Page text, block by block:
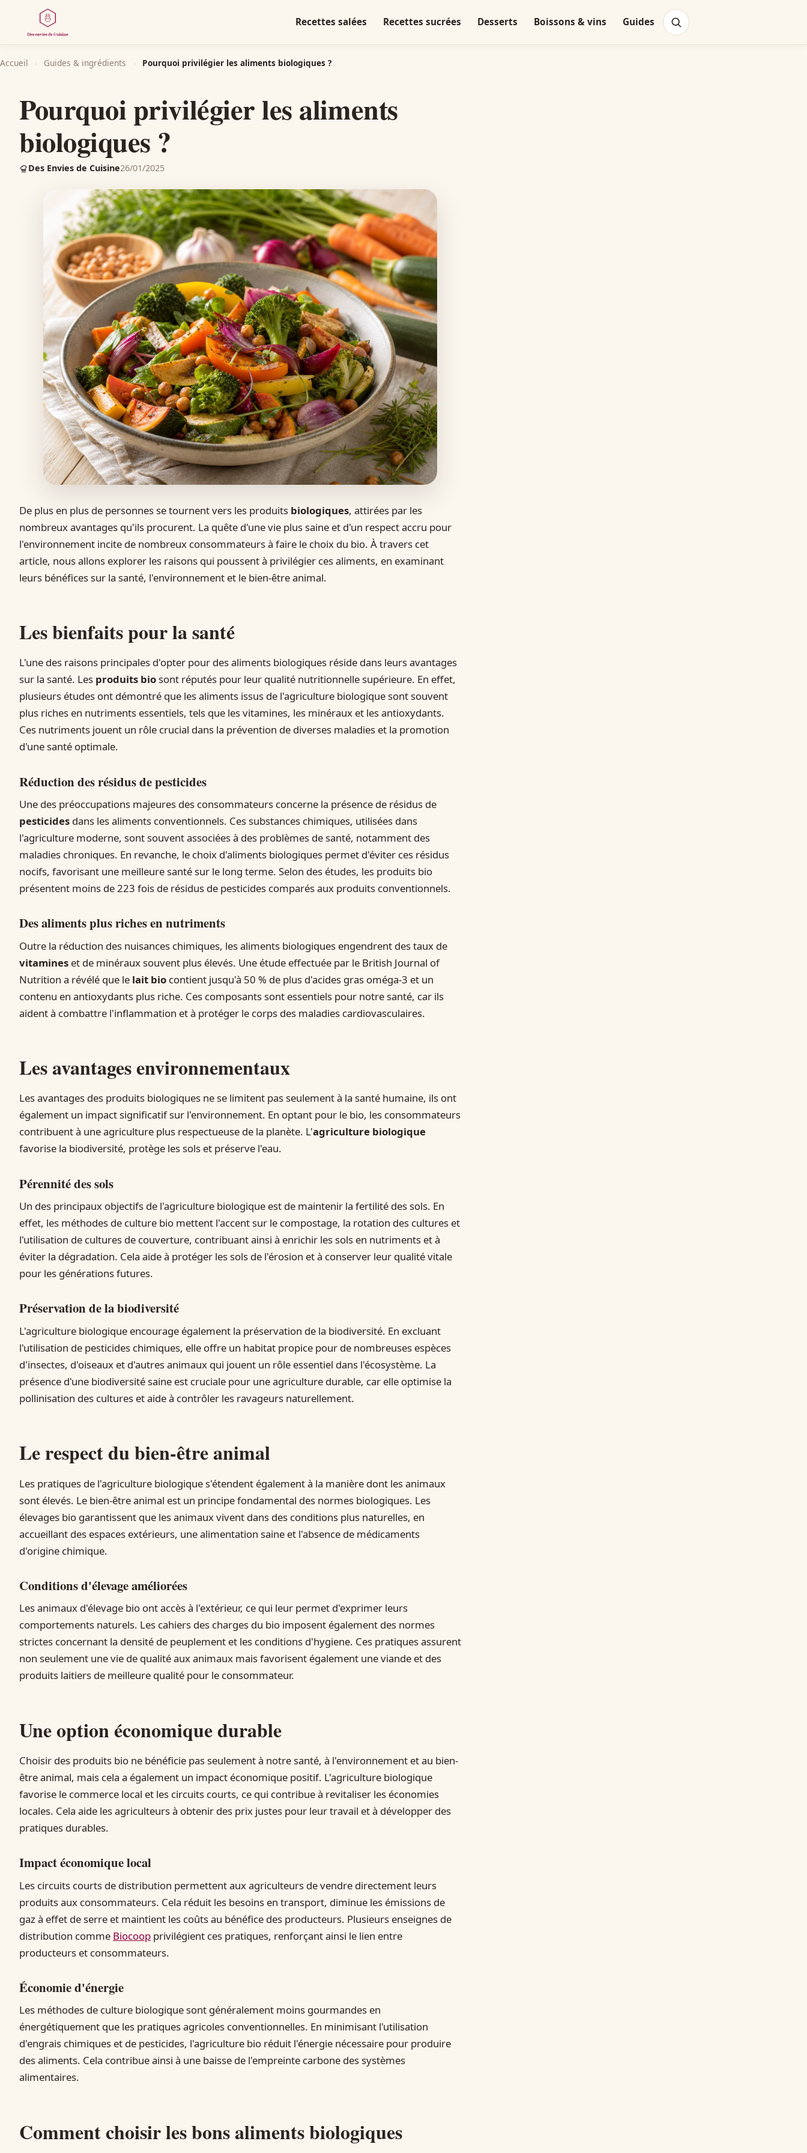
Recettes salées Recettes sucrées Desserts Boissons & vins Guides
Accueil › Guides & ingrédients › Pourquoi privilégier les aliments biologiques ?
Pourquoi privilégier les aliments
biologiques ?
Des Envies de Cuisine26/01/2025
De plus en plus de personnes se tournent vers les produits biologiques, attirées par les
nombreux avantages qu'ils procurent. La quête d'une vie plus saine et d'un respect accru pour
l'environnement incite de nombreux consommateurs à faire le choix du bio. À travers cet
article, nous allons explorer les raisons qui poussent à privilégier ces aliments, en examinant
leurs bénéfices sur la santé, l'environnement et le bien-être animal.
Les bienfaits pour la santé
L'une des raisons principales d'opter pour des aliments biologiques réside dans leurs avantages
sur la santé. Les produits bio sont réputés pour leur qualité nutritionnelle supérieure. En effet,
plusieurs études ont démontré que les aliments issus de l'agriculture biologique sont souvent
plus riches en nutriments essentiels, tels que les vitamines, les minéraux et les antioxydants.
Ces nutriments jouent un rôle crucial dans la prévention de diverses maladies et la promotion
d'une santé optimale.
Réduction des résidus de pesticides
Une des préoccupations majeures des consommateurs concerne la présence de résidus de
pesticides dans les aliments conventionnels. Ces substances chimiques, utilisées dans
l'agriculture moderne, sont souvent associées à des problèmes de santé, notamment des
maladies chroniques. En revanche, le choix d'aliments biologiques permet d'éviter ces résidus
nocifs, favorisant une meilleure santé sur le long terme. Selon des études, les produits bio
présentent moins de 223 fois de résidus de pesticides comparés aux produits conventionnels.
Des aliments plus riches en nutriments
Outre la réduction des nuisances chimiques, les aliments biologiques engendrent des taux de
vitamines et de minéraux souvent plus élevés. Une étude effectuée par le British Journal of
Nutrition a révélé que le lait bio contient jusqu'à 50 % de plus d'acides gras oméga-3 et un
contenu en antioxydants plus riche. Ces composants sont essentiels pour notre santé, car ils
aident à combattre l'inflammation et à protéger le corps des maladies cardiovasculaires.
Les avantages environnementaux
Les avantages des produits biologiques ne se limitent pas seulement à la santé humaine, ils ont
également un impact significatif sur l'environnement. En optant pour le bio, les consommateurs
contribuent à une agriculture plus respectueuse de la planète. L'agriculture biologique
favorise la biodiversité, protège les sols et préserve l'eau.
Pérennité des sols
Un des principaux objectifs de l'agriculture biologique est de maintenir la fertilité des sols. En
effet, les méthodes de culture bio mettent l'accent sur le compostage, la rotation des cultures et
l'utilisation de cultures de couverture, contribuant ainsi à enrichir les sols en nutriments et à
éviter la dégradation. Cela aide à protéger les sols de l'érosion et à conserver leur qualité vitale
pour les générations futures.
Préservation de la biodiversité
L'agriculture biologique encourage également la préservation de la biodiversité. En excluant
l'utilisation de pesticides chimiques, elle offre un habitat propice pour de nombreuses espèces
d'insectes, d'oiseaux et d'autres animaux qui jouent un rôle essentiel dans l'écosystème. La
présence d'une biodiversité saine est cruciale pour une agriculture durable, car elle optimise la
pollinisation des cultures et aide à contrôler les ravageurs naturellement.
Le respect du bien-être animal
Les pratiques de l'agriculture biologique s'étendent également à la manière dont les animaux
sont élevés. Le bien-être animal est un principe fondamental des normes biologiques. Les
élevages bio garantissent que les animaux vivent dans des conditions plus naturelles, en
accueillant des espaces extérieurs, une alimentation saine et l'absence de médicaments
d'origine chimique.
Conditions d'élevage améliorées
Les animaux d'élevage bio ont accès à l'extérieur, ce qui leur permet d'exprimer leurs
comportements naturels. Les cahiers des charges du bio imposent également des normes
strictes concernant la densité de peuplement et les conditions d'hygiene. Ces pratiques assurent
non seulement une vie de qualité aux animaux mais favorisent également une viande et des
produits laitiers de meilleure qualité pour le consommateur.
Une option économique durable
Choisir des produits bio ne bénéficie pas seulement à notre santé, à l'environnement et au bien-
être animal, mais cela a également un impact économique positif. L'agriculture biologique
favorise le commerce local et les circuits courts, ce qui contribue à revitaliser les économies
locales. Cela aide les agriculteurs à obtenir des prix justes pour leur travail et à développer des
pratiques durables.
Impact économique local
Les circuits courts de distribution permettent aux agriculteurs de vendre directement leurs
produits aux consommateurs. Cela réduit les besoins en transport, diminue les émissions de
gaz à effet de serre et maintient les coûts au bénéfice des producteurs. Plusieurs enseignes de
distribution comme Biocoop privilégient ces pratiques, renforçant ainsi le lien entre
producteurs et consommateurs.
Économie d'énergie
Les méthodes de culture biologique sont généralement moins gourmandes en
énergétiquement que les pratiques agricoles conventionnelles. En minimisant l'utilisation
d'engrais chimiques et de pesticides, l'agriculture bio réduit l'énergie nécessaire pour produire
des aliments. Cela contribue ainsi à une baisse de l'empreinte carbone des systèmes
alimentaires.
Comment choisir les bons aliments biologiques